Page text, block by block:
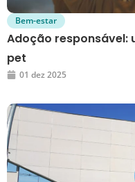
Bem-estar
Adoção responsável:
pet
01 dez 2025